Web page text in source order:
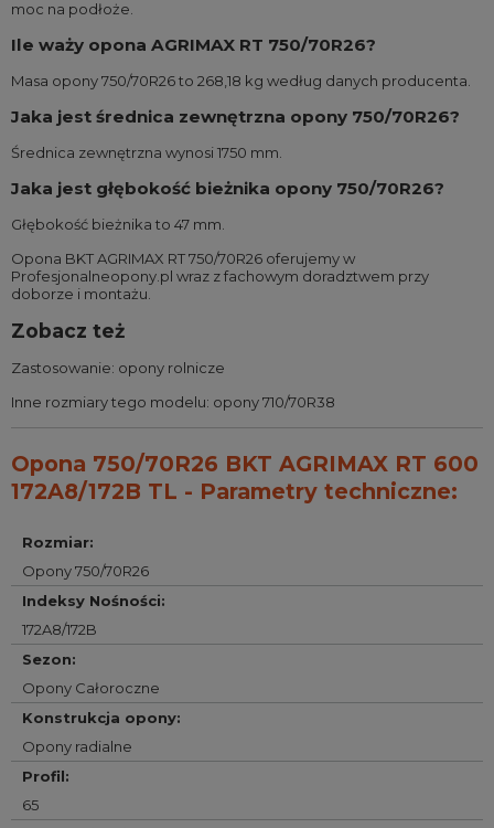
moc na podłoże.
Ile waży opona AGRIMAX RT 750/70R26?
Masa opony 750/70R26 to 268,18 kg według danych producenta.
Jaka jest średnica zewnętrzna opony 750/70R26?
Średnica zewnętrzna wynosi 1750 mm.
Jaka jest głębokość bieżnika opony 750/70R26?
Głębokość bieżnika to 47 mm.
Opona BKT AGRIMAX RT 750/70R26 oferujemy w
Profesjonalneopony.pl wraz z fachowym doradztwem przy
doborze i montażu.
Zobacz też
Zastosowanie: opony rolnicze
Inne rozmiary tego modelu: opony 710/70R38
Opona 750/70R26 BKT AGRIMAX RT 600
172A8/172B TL - Parametry techniczne:
Rozmiar:
Opony 750/70R26
Indeksy Nośności:
172A8/172B
Sezon:
Opony Całoroczne
Konstrukcja opony:
Opony radialne
Profil:
65